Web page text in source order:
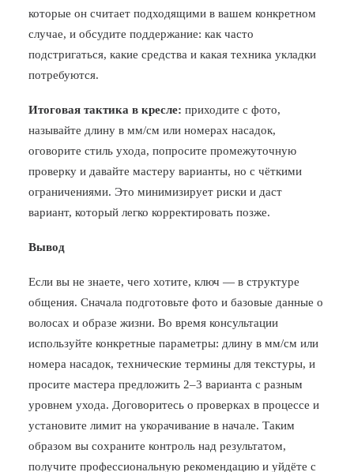
которые он считает подходящими в вашем конкретном
случае, и обсудите поддержание: как часто
подстригаться, какие средства и какая техника укладки
потребуются.
Итоговая тактика в кресле: приходите с фото,
называйте длину в мм/см или номерах насадок,
оговорите стиль ухода, попросите промежуточную
проверку и давайте мастеру варианты, но с чёткими
ограничениями. Это минимизирует риски и даст
вариант, который легко корректировать позже.
Вывод
Если вы не знаете, чего хотите, ключ — в структуре
общения. Сначала подготовьте фото и базовые данные о
волосах и образе жизни. Во время консультации
используйте конкретные параметры: длину в мм/см или
номера насадок, технические термины для текстуры, и
просите мастера предложить 2–3 варианта с разным
уровнем ухода. Договоритесь о проверках в процессе и
установите лимит на укорачивание в начале. Таким
образом вы сохраните контроль над результатом,
получите профессиональную рекомендацию и уйдёте с